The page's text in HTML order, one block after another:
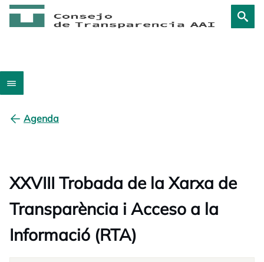
Agenda
XXVIII Trobada de la Xarxa de
Transparència i Acceso a la
Informació (RTA)